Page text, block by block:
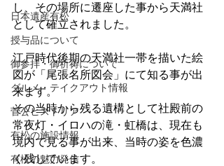
日本遺産有松
授与品について
御参拝・御祈祷について
グルメ・テイクアウト情報
菅公ヒストリア
有松の施設情報
有松の魅力発信
し、その場所に遷座した事から天満社
として確立されました。
江戸時代後期の天満社一帯を描いた絵
図が「尾張名所図会」にて知る事が出
来ます。
その当時から残る遺構として社殿前の
常夜灯・イロハの滝・虹橋は、現在も
境内で見る事が出来、当時の姿を色濃
く残しています。